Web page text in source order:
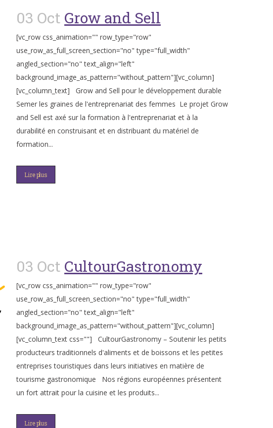
03 Oct Grow and Sell
[vc_row css_animation="" row_type="row"
use_row_as_full_screen_section="no" type="full_width"
angled_section="no" text_align="left"
background_image_as_pattern="without_pattern"][vc_column]
[vc_column_text] Grow and Sell pour le développement durable
Semer les graines de l'entreprenariat des femmes Le projet Grow
and Sell est axé sur la formation à l'entreprenariat et à la
durabilité en construisant et en distribuant du matériel de
formation...
Lire plus
03 Oct CultourGastronomy
[vc_row css_animation="" row_type="row"
use_row_as_full_screen_section="no" type="full_width"
angled_section="no" text_align="left"
background_image_as_pattern="without_pattern"][vc_column]
[vc_column_text css=""] CultourGastronomy – Soutenir les petits
producteurs traditionnels d'aliments et de boissons et les petites
entreprises touristiques dans leurs initiatives en matière de
tourisme gastronomique Nos régions européennes présentent
un fort attrait pour la cuisine et les produits...
Lire plus